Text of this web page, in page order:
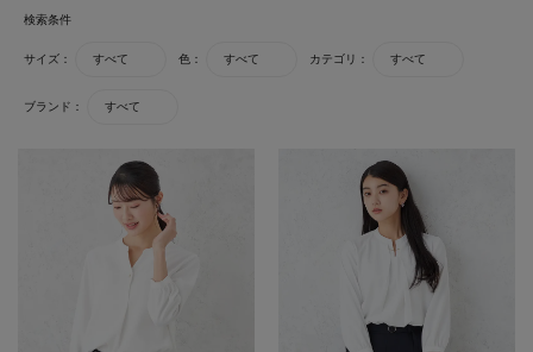
検索条件
サイズ： すべて 色： すべて カテゴリ： すべて
ブランド： すべて